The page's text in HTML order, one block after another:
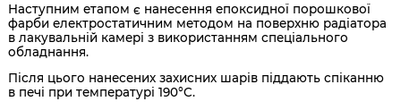
Наступним етапом є нанесення епоксидної порошкової
фарби електростатичним методом на поверхню радіатора
в лакувальній камері з використанням спеціального
обладнання.
Після цього нанесених захисних шарів піддають спіканню
в печі при температурі 190°C.